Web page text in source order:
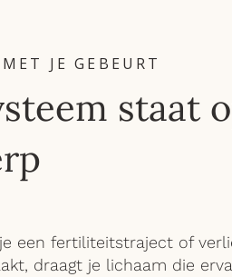
JE GEBEURT
staat
een fertiliteitstraject of
draagt je lichaam die